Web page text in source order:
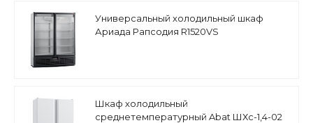
Универсальный холодильный шкаф
Ариада Рапсодия R1520VS
Шкаф холодильный
среднетемпературный Abat ШХс-1,4-02